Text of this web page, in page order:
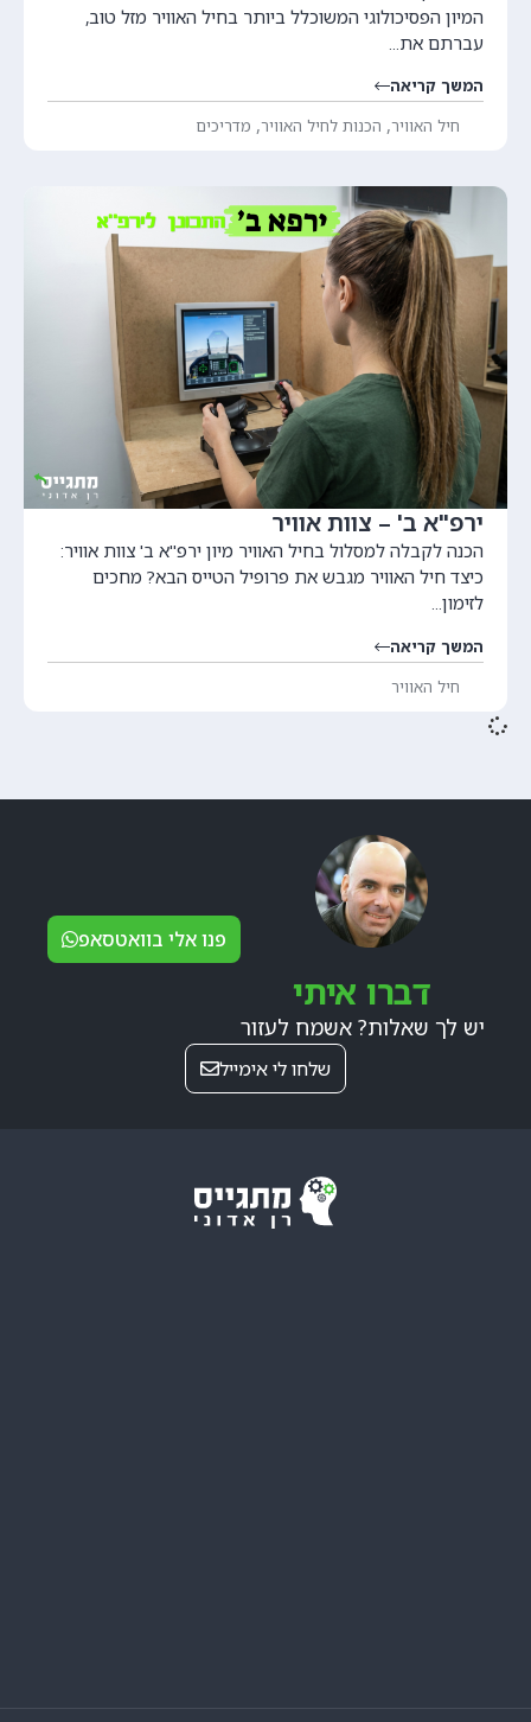
המיון הפסיכולוגי המשוכלל ביותר בחיל האוויר מזל טוב,
עברתם את...
המשך קריאה
חיל האוויר, הכנות לחיל האוויר, מדריכים
ירפ"א ב' – צוות אוויר
הכנה לקבלה למסלול בחיל האוויר מיון ירפ"א ב' צוות אוויר:
כיצד חיל האוויר מגבש את פרופיל הטייס הבא? מחכים
לזימון...
המשך קריאה
חיל האוויר
דברו איתי
יש לך שאלות? אשמח לעזור
פנו אלי בוואטסאפ
שלחו לי אימייל